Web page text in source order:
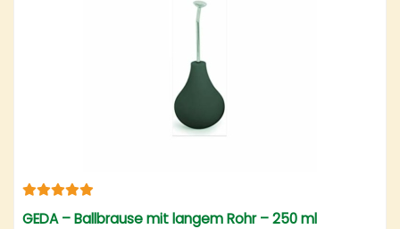
GEDA – Ballbrause mit langem Rohr – 250 ml